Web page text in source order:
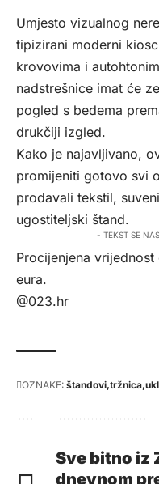
Umjesto vizualnog
tipizirani moderni
krovovima i
nadstrešnice imat će
pogled s bedema
drukčiji izgled.
Kako je najavljivano,
promijeniti gotovo svi
prodavali tekstil,
ugostiteljski štand.
- TEKST SE
Procijenjena
eura.
@023.hr
OZNAKE: štandovi tržnica
Sve bitno iz
dnevnom